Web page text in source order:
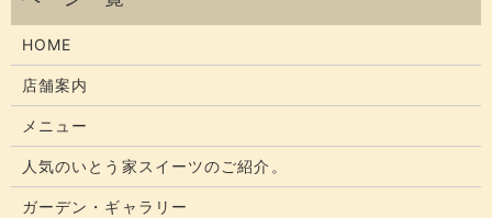
HOME
店舗案内
メニュー
人気のいとう家スイーツのご紹介。
ガーデン・ギャラリー